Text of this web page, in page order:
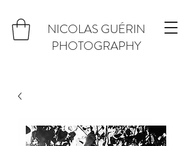
NICOLAS GUÉRIN
PHOTOGRAPHY